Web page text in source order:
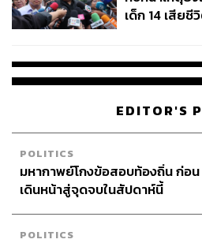
ด้วยการใช้มาตรการกีดกันทางกา
ประเด็นสิ่งแวดล้อม อาจทำให้เป็น
วาระสำคัญในประชุม เช่น การที่
พลังงานฟอสซิล ได้ลดแรงจูงใจให้
ลดก๊าซเรือนกระจกภายในปี 2035
ทั้งนี้คาดว่า ดาวเด่นในการประชุ
ซีกโลกใต้ (Global South), ประเ
จากวิกฤตโลกเดือดโดยตรง หรือก
และ BASIC โดยเฉพาะจีน แม้ สีจิ้น
เด็ก 14 เสีย
EDITOR'S
POLITICS
มหากาพย์โกงข้อสอบท้องถิ่น ก่อน
เดินหน้าสู่จุดจบในสัปดาห์นี้
POLITICS